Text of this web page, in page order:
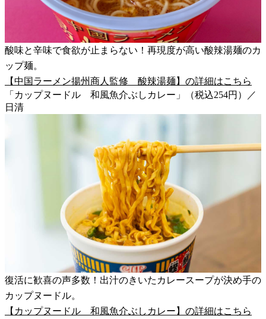
酸味と辛味で食欲が止まらない！再現度が高い酸辣湯麺のカ
ップ麺。
【中国ラーメン揚州商人監修 酸辣湯麺】の詳細はこちら
「カップヌードル 和風魚介ぶしカレー」（税込254円）／
日清
復活に歓喜の声多数！出汁のきいたカレースープが決め手の
カップヌードル。
【カップヌードル 和風魚介ぶしカレー】の詳細はこちら